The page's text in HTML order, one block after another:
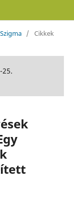
/ Cikkek
25.